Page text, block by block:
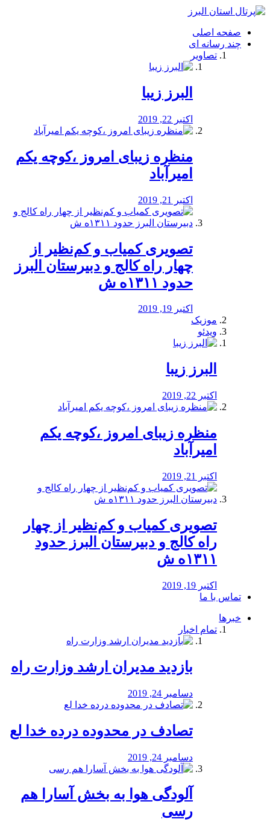
فصد
شرق
تهران
خشکشویی
صفحه اصلی
چند رسانه ای
تصاویر
البرز زیبا
اکتبر 22, 2019
منظره‌‌ زیبای امروز ،کوچه یکم
امیرآباد
اکتبر 21, 2019
️تصویری کمیاب و کم‌نظیر از
چهار راه كالج و دبيرستان البرز
حدود ۱۳۱۱ه ش
اکتبر 19, 2019
موزیک
ویدئو
البرز زیبا
اکتبر 22, 2019
منظره‌‌ زیبای امروز ،کوچه یکم
امیرآباد
اکتبر 21, 2019
️تصویری کمیاب و کم‌نظیر از چهار
راه كالج و دبيرستان البرز حدود
۱۳۱۱ه ش
اکتبر 19, 2019
تماس با ما
خبرها
تمام اخبار
بازدید مدیران ارشد وزارت راه
دسامبر 24, 2019
تصادف در محدوده درده خدا لع
دسامبر 24, 2019
آلودگی هوا به بخش آسارا هم
رسی